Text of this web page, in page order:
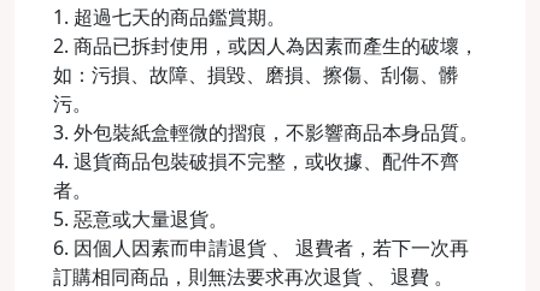
1. 超過七天的商品鑑賞期。
2. 商品已拆封使用，或因人為因素而產生的破壞，
如：污損、故障、損毀、磨損、擦傷、刮傷、髒
污。
3. 外包裝紙盒輕微的摺痕，不影響商品本身品質。
4. 退貨商品包裝破損不完整，或收據、配件不齊
者。
5. 惡意或大量退貨。
6. 因個人因素而申請退貨 、 退費者，若下一次再
訂購相同商品，則無法要求再次退貨 、 退費 。